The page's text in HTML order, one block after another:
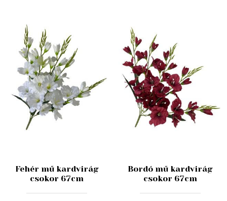
Fehér mű kardvirág
csokor 67cm
Bordó mű kardvirág
csokor 67cm